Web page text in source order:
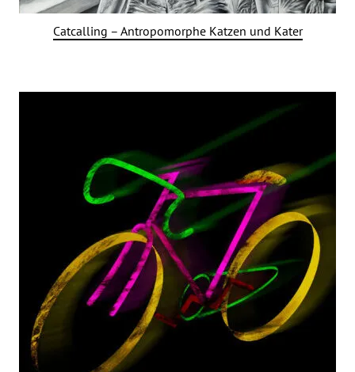
Catcalling – Antropomorphe Katzen und Kater